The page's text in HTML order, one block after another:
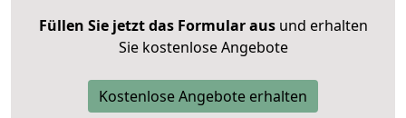
Füllen Sie jetzt das Formular ausund erhalten
Sie kostenlose Angebote
Kostenlose Angebote erhalten